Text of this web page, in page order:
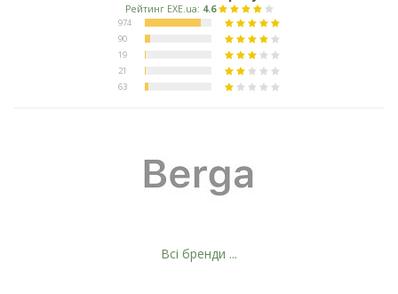
Всі бренди ...